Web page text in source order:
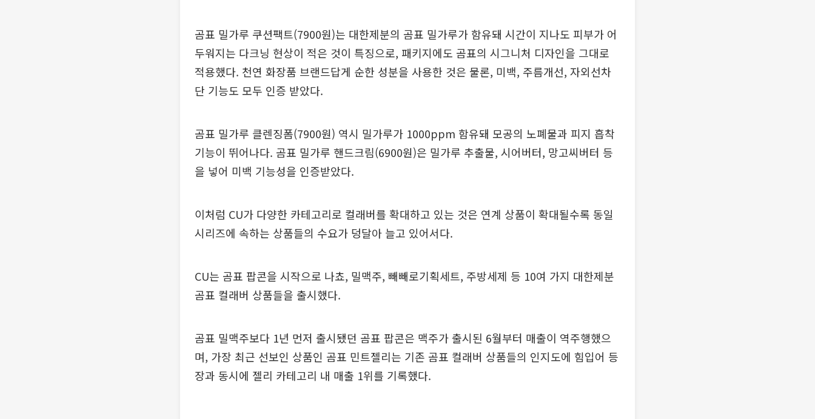
곰표 밀가루 쿠션팩트(7900원)는 대한제분의 곰표 밀가루가 함유돼 시간이 지나도 피부가 어
두워지는 다크닝 현상이 적은 것이 특징으로, 패키지에도 곰표의 시그니처 디자인을 그대로
적용했다. 천연 화장품 브랜드답게 순한 성분을 사용한 것은 물론, 미백, 주름개선, 자외선차
단 기능도 모두 인증 받았다.
곰표 밀가루 클렌징폼(7900원) 역시 밀가루가 1000ppm 함유돼 모공의 노폐물과 피지 흡착
기능이 뛰어나다. 곰표 밀가루 핸드크림(6900원)은 밀가루 추출물, 시어버터, 망고씨버터 등
을 넣어 미백 기능성을 인증받았다.
이처럼 CU가 다양한 카테고리로 컬래버를 확대하고 있는 것은 연계 상품이 확대될수록 동일
시리즈에 속하는 상품들의 수요가 덩달아 늘고 있어서다.
CU는 곰표 팝콘을 시작으로 나쵸, 밀맥주, 빼빼로기획세트, 주방세제 등 10여 가지 대한제분
곰표 컬래버 상품들을 출시했다.
곰표 밀맥주보다 1년 먼저 출시됐던 곰표 팝콘은 맥주가 출시된 6월부터 매출이 역주행했으
며, 가장 최근 선보인 상품인 곰표 민트젤리는 기존 곰표 컬래버 상품들의 인지도에 힘입어 등
장과 동시에 젤리 카테고리 내 매출 1위를 기록했다.